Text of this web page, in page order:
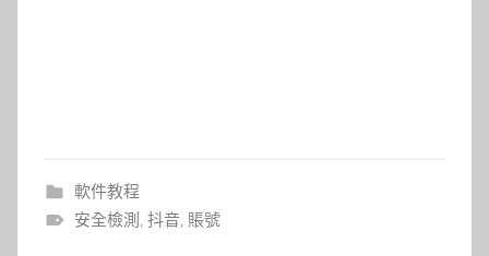
軟件教程
安全檢測 , 抖音, 賬號